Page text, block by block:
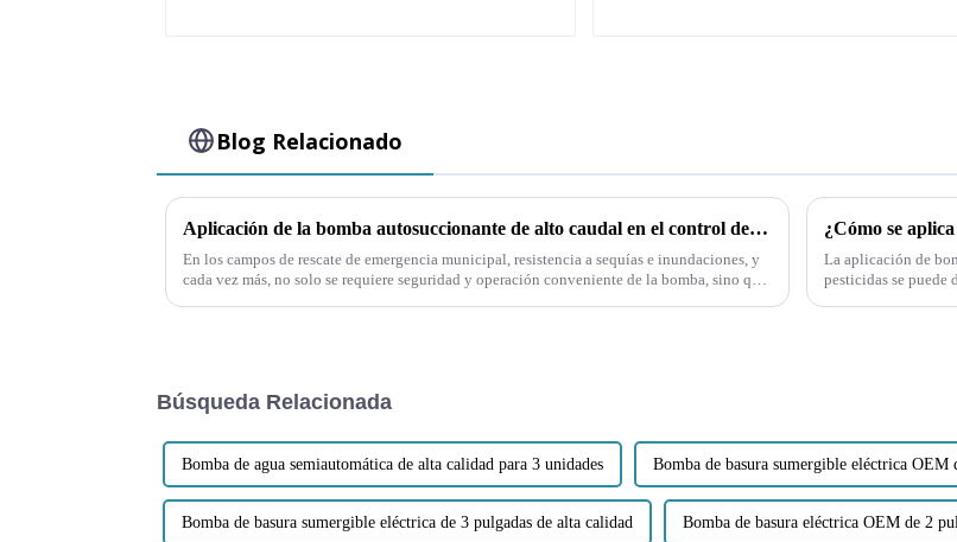
Blog Relacionado
Aplicación de la bomba autosuccionante de alto caudal en el control de inundaciones y drenaje
En los campos de rescate de emergencia municipal, resistencia a sequías e inundaciones, y
cada vez más, no solo se requiere seguridad y operación conveniente de la bomba, sino que
La aplicación de
pesticidas se puede
Búsqueda Relacionada
Bomba de agua semiautomática de alta calidad para 3 unidades Bomba de basura sumergible eléctrica OEM
Bomba de basura sumergible eléctrica de 3 pulgadas de alta calidad Bomba de basura eléctrica OEM de 2